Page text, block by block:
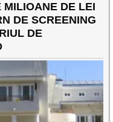
MILIOANE DE LEI
DE SCREENING
DE